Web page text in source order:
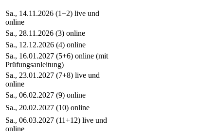
Sa., 14.11.2026 (1+2) live und
online
Sa., 28.11.2026 (3) online
Sa., 12.12.2026 (4) online
Sa., 16.01.2027 (5+6) online (mit
Prüfungsanleitung)
Sa., 23.01.2027 (7+8) live und
online
Sa., 06.02.2027 (9) online
Sa., 20.02.2027 (10) online
Sa., 06.03.2027 (11+12) live und
online